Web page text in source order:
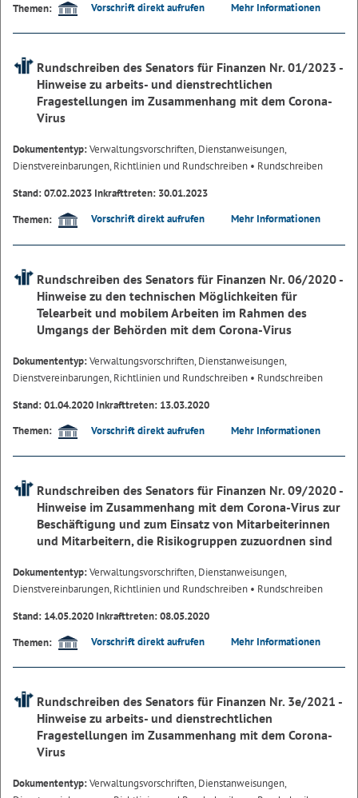
Themen:
Vorschrift direkt aufrufen Mehr Informationen
Rundschreiben des Senators für Finanzen Nr. 01/2023 -
Hinweise zu arbeits- und dienstrechtlichen
Fragestellungen im Zusammenhang mit dem Corona-
Virus
Dokumententyp:Verwaltungsvorschriften, Dienstanweisungen,
Dienstvereinbarungen, Richtlinien und Rundschreiben • Rundschreiben
Stand: 07.02.2023 Inkrafttreten: 30.01.2023
Themen:
Vorschrift direkt aufrufen Mehr Informationen
Rundschreiben des Senators für Finanzen Nr. 06/2020 -
Hinweise zu den technischen Möglichkeiten für
Telearbeit und mobilem Arbeiten im Rahmen des
Umgangs der Behörden mit dem Corona-Virus
Dokumententyp:Verwaltungsvorschriften, Dienstanweisungen,
Dienstvereinbarungen, Richtlinien und Rundschreiben • Rundschreiben
Stand: 01.04.2020 Inkrafttreten: 13.03.2020
Themen:
Vorschrift direkt aufrufen Mehr Informationen
Rundschreiben des Senators für Finanzen Nr. 09/2020 -
Hinweise im Zusammenhang mit dem Corona-Virus zur
Beschäftigung und zum Einsatz von Mitarbeiterinnen
und Mitarbeitern, die Risikogruppen zuzuordnen sind
Dokumententyp:Verwaltungsvorschriften, Dienstanweisungen,
Dienstvereinbarungen, Richtlinien und Rundschreiben • Rundschreiben
Stand: 14.05.2020 Inkrafttreten: 08.05.2020
Themen:
Vorschrift direkt aufrufen Mehr Informationen
Rundschreiben des Senators für Finanzen Nr. 3e/2021 -
Hinweise zu arbeits- und dienstrechtlichen
Fragestellungen im Zusammenhang mit dem Corona-
Virus
Dokumententyp:Verwaltungsvorschriften, Dienstanweisungen,